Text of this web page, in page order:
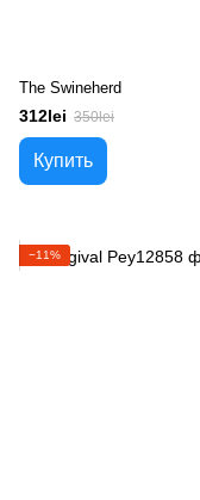
The Swineherd
312lei 350lei
Купить
−11%